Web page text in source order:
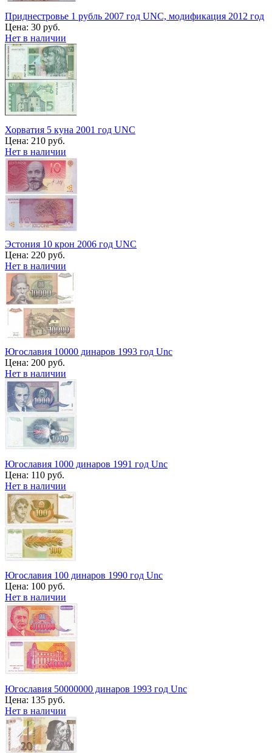
Приднестровье 1 рубль 2007 год UNC, модификация 2012 год
Цена: 30 руб.
Нет в наличии
Хорватия 5 куна 2001 год UNC
Цена: 210 руб.
Нет в наличии
Эстония 10 крон 2006 год UNC
Цена: 220 руб.
Нет в наличии
Югославия 10000 динаров 1993 год Unc
Цена: 200 руб.
Нет в наличии
Югославия 1000 динаров 1991 год Unc
Цена: 110 руб.
Нет в наличии
Югославия 100 динаров 1990 год Unc
Цена: 100 руб.
Нет в наличии
Югославия 50000000 динаров 1993 год Unc
Цена: 135 руб.
Нет в наличии